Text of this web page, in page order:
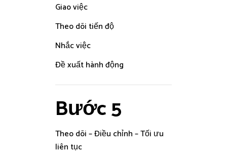
Giao việc
Theo dõi tiến độ
Nhắc việc
Đề xuất hành động
Bước 5
Theo dõi – Điều chỉnh – Tối ưu
liên tục